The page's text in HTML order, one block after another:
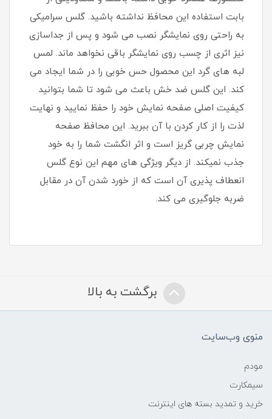
بابت استفاده این محافظ نداشته باشید. گلس سرامیکی
به راحتی روی نمایشگر نصب می شود و پس از جداسازی
نیز اثری از چسب روی نمایشگر باقی نخواهد ماند. لمس
لبه های گرد این محصول حس خوبی را در شما ایجاد می
کند. این گلس ضد خش باعث می شود تا شما بتوانید
کیفیت اصلی صفحه نمایش خود را حفظ نمایید و نهایت
لذت را از کار کردن با آن ببرید. این محافظ صفحه
نمایش چربی گریز است و اثر انگشت شما را به خود
جذب نمیکند. از دیگر ویژگی های مهم این نوع گلس
انعطاف پذیری آن است که از خورد شدن آن در مقابل
ضربه جلوگیری می کند.
برگشت به بالا
منوی وب‌سایت
مودم
سیمکارت
خرید و تمدید بسته های اینترنت